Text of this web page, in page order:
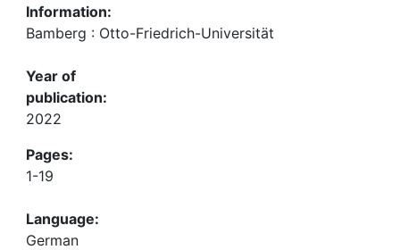
Information:
Bamberg : Otto-Friedrich-Universität
Year of
publication:
2022
Pages:
1-19
Language:
German